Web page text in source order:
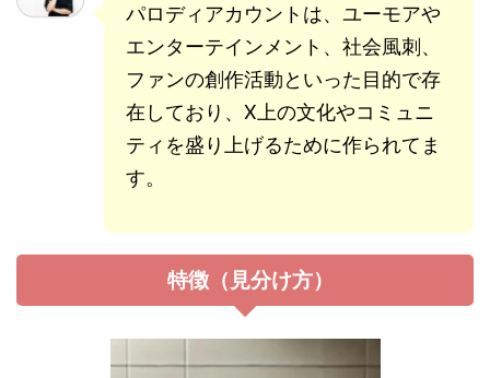
パロディアカウントは、ユーモアや
エンターテインメント、社会風刺、
ファンの創作活動といった目的で存
在しており、X上の文化やコミュニ
ティを盛り上げるために作られてま
す。
特徴（見分け方）